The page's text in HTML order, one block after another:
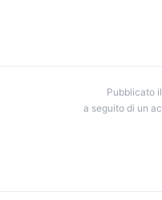
Pubblicato
a seguito di un